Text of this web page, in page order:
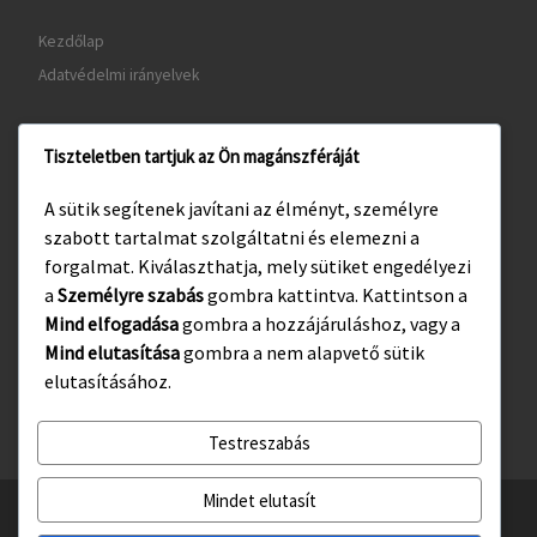
Kezdőlap
Adatvédelmi irányelvek
www.visitgyula.com
www.gyulakult.hu
Facebook Instagram
© 2026Gyulasport Nonprofit Kft.– All rights reserved
Tiszteletben tartjuk az Ön magánszféráját
A sütik segítenek javítani az élményt, személyre
szabott tartalmat szolgáltatni és elemezni a
forgalmat. Kiválaszthatja, mely sütiket engedélyezi
a Személyre szabásgombra kattintva. Kattintson a
Mind elfogadásagombra a hozzájáruláshoz, vagy a
Mind elutasításagombra a nem alapvető sütik
elutasításához.
Testreszabás
Mindet elutasít